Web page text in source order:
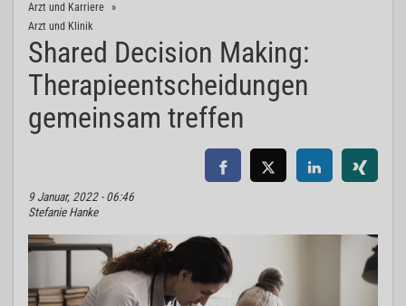
Arzt und Karriere
Arzt und Klinik
Shared Decision Making:
Therapieentscheidungen
gemeinsam treffen
9 Januar, 2022 - 06:46
Stefanie Hanke